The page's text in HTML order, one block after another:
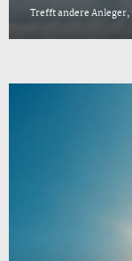
Trefft andere Anleger,